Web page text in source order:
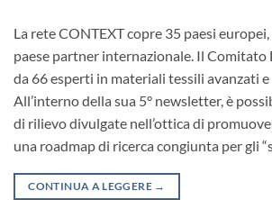
La rete CONTEXT copre 35 paesi europei,
paese partner internazionale. Il
da 66 esperti in materiali tessili avanzati
All’interno della sua 5° newsletter, è
di rilievo divulgate nell’ottica di
una roadmap di ricerca congiunta per gli
CONTINUA A LEGGERE →